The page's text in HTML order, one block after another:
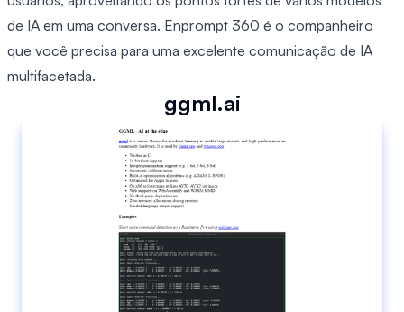
de IA em uma conversa. Enprompt 360 é o companheiro
que você precisa para uma excelente comunicação de IA
multifacetada.
ggml.ai